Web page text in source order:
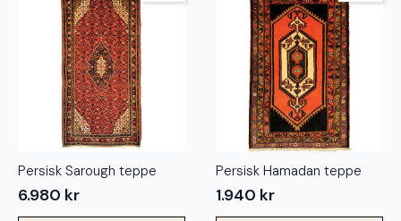
Persisk Sarough teppe
6.980 kr
Persisk Hamadan teppe
1.940 kr